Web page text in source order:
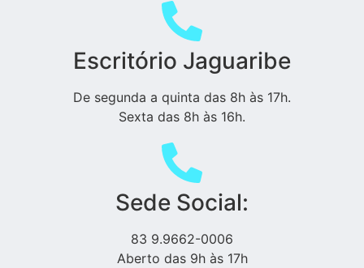
Escritório Jaguaribe
De segunda a quinta das 8h às 17h.
Sexta das 8h às 16h.
Sede Social:
83 9.9662-0006
Aberto das 9h às 17h